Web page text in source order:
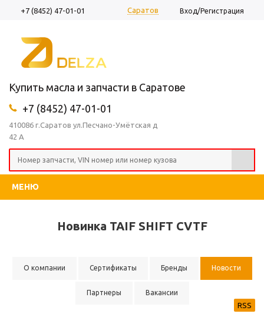
Саратов
+7 (8452) 47-01-01 Вход/Регистрация
МЕНЮ
Купить масла и запчасти в Саратове
410086 г.Саратов ул.Песчано-Умётская д
42 А
+7 (8452) 47-01-01
Новинка TAIF SHIFT CVTF
О компании Сертификаты Бренды Новости
Партнеры Вакансии
RSS